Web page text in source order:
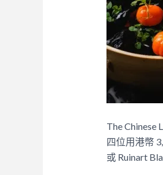
The Chinese
四位用港幣
或 Ruinart